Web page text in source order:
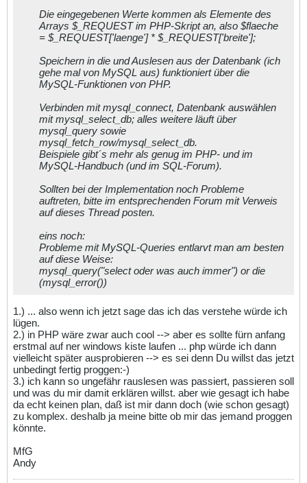
Die eingegebenen Werte kommen als Elemente des
Arrays $_REQUEST im PHP-Skript an, also $flaeche
= $_REQUEST['laenge'] * $_REQUEST['breite'];
Speichern in die und Auslesen aus der Datenbank (ich
gehe mal von MySQL aus) funktioniert über die
MySQL-Funktionen von PHP.
Verbinden mit mysql_connect, Datenbank auswählen
mit mysql_select_db; alles weitere läuft über
mysql_query sowie
mysql_fetch_row/mysql_select_db.
Beispiele gibt´s mehr als genug im PHP- und im
MySQL-Handbuch (und im SQL-Forum).
Sollten bei der Implementation noch Probleme
auftreten, bitte im entsprechenden Forum mit Verweis
auf dieses Thread posten.
eins noch:
Probleme mit MySQL-Queries entlarvt man am besten
auf diese Weise:
mysql_query("select oder was auch immer") or die
(mysql_error())
1.) ... also wenn ich jetzt sage das ich das verstehe würde ich
lügen.
2.) in PHP wäre zwar auch cool --> aber es sollte fürn anfang
erstmal auf ner windows kiste laufen ... php würde ich dann
vielleicht später ausprobieren --> es sei denn Du willst das jetzt
unbedingt fertig proggen:-)
3.) ich kann so ungefähr rauslesen was passiert, passieren soll
und was du mir damit erklären willst. aber wie gesagt ich habe
da echt keinen plan, daß ist mir dann doch (wie schon gesagt)
zu komplex. deshalb ja meine bitte ob mir das jemand proggen
könnte.
MfG
Andy